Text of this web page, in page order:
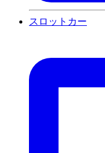
スロットカー